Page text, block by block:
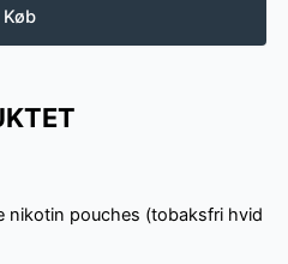
Køb
nikotin pouches (tobaksfri hvid